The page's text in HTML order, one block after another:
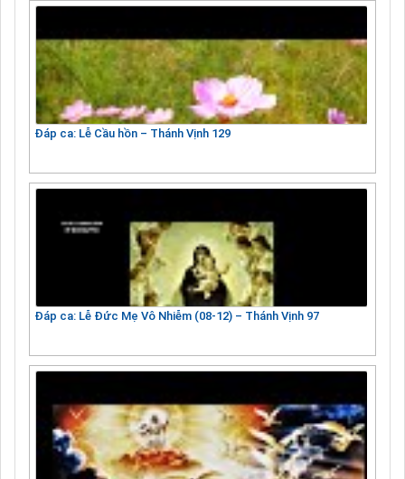
Đáp ca: Lễ Cầu hồn – Thánh Vịnh 129
Đáp ca: Lễ Đức Mẹ Vô Nhiễm (08-12) – Thánh Vịnh 97